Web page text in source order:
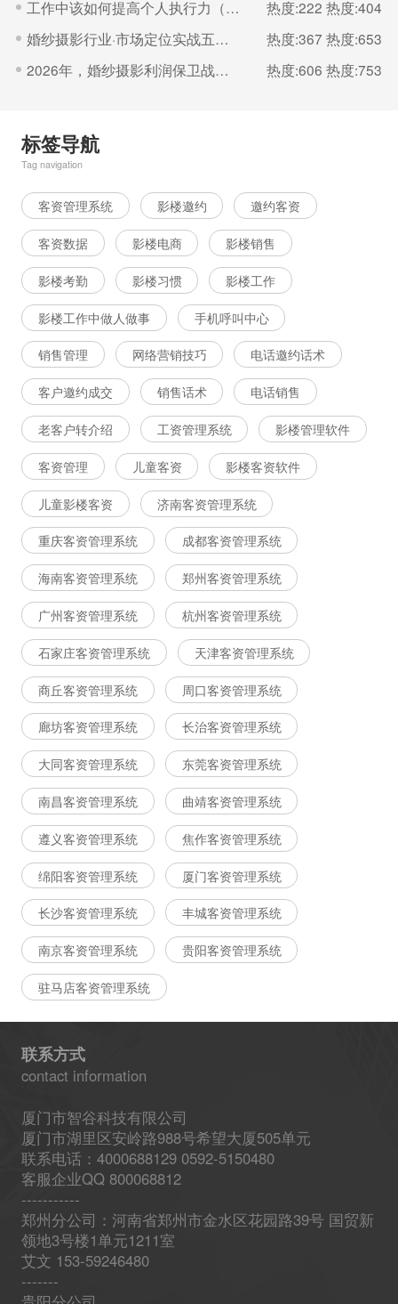
工作中该如何提高个人执行力（一）
热度:222 热度:404
婚纱摄影行业·市场定位实战五步法
热度:367 热度:653
2026年，婚纱摄影利润保卫战的核心是“控成本
热度:606 热度:753
标签导航
Tag navigation
客资管理系统 影楼邀约 邀约客资
客资数据 影楼电商 影楼销售
影楼考勤 影楼习惯 影楼工作
影楼工作中做人做事 手机呼叫中心
销售管理 网络营销技巧 电话邀约话术
客户邀约成交 销售话术 电话销售
老客户转介绍 工资管理系统 影楼管理软件
客资管理 儿童客资 影楼客资软件
儿童影楼客资 济南客资管理系统
重庆客资管理系统 成都客资管理系统
海南客资管理系统 郑州客资管理系统
广州客资管理系统 杭州客资管理系统
石家庄客资管理系统 天津客资管理系统
商丘客资管理系统 周口客资管理系统
廊坊客资管理系统 长治客资管理系统
大同客资管理系统 东莞客资管理系统
南昌客资管理系统 曲靖客资管理系统
遵义客资管理系统 焦作客资管理系统
绵阳客资管理系统 厦门客资管理系统
长沙客资管理系统 丰城客资管理系统
南京客资管理系统 贵阳客资管理系统
驻马店客资管理系统
联系方式
contact information
厦门市智谷科技有限公司
厦门市湖里区安岭路988号希望大厦505单元
联系电话：4000688129 0592-5150480
客服企业QQ 800068812
-----------
郑州分公司：河南省郑州市金水区花园路39号 国贸新
领地3号楼1单元1211室
艾文 153-59246480
-------